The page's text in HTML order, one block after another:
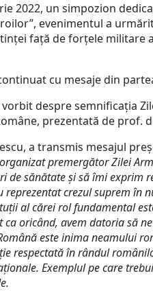
un simpozion
evenimentul a
față de forțele militare
cu mesaje din
despre semnificația
prezentată de prof.
a transmis mesajul
premergător Zilei
de sănătate și să îmi exprim
crezul suprem în
al cărei rol fundamental
ca oricând, avem datoria să
este inima neamului
respectată în rândul
Exemplul pe care